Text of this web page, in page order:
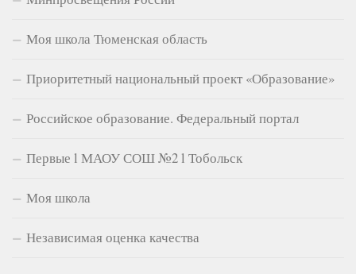
Моя школа Тюменская область
Приоритетный национальный проект «Образование»
Российское образование. Федеральный портал
Первые l МАОУ СОШ №2 l Тобольск
Моя школа
Независимая оценка качества